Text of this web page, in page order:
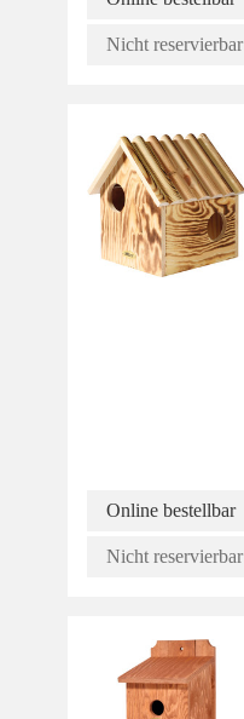
Nicht reservierbar
Online bestellbar
Nicht reservierbar